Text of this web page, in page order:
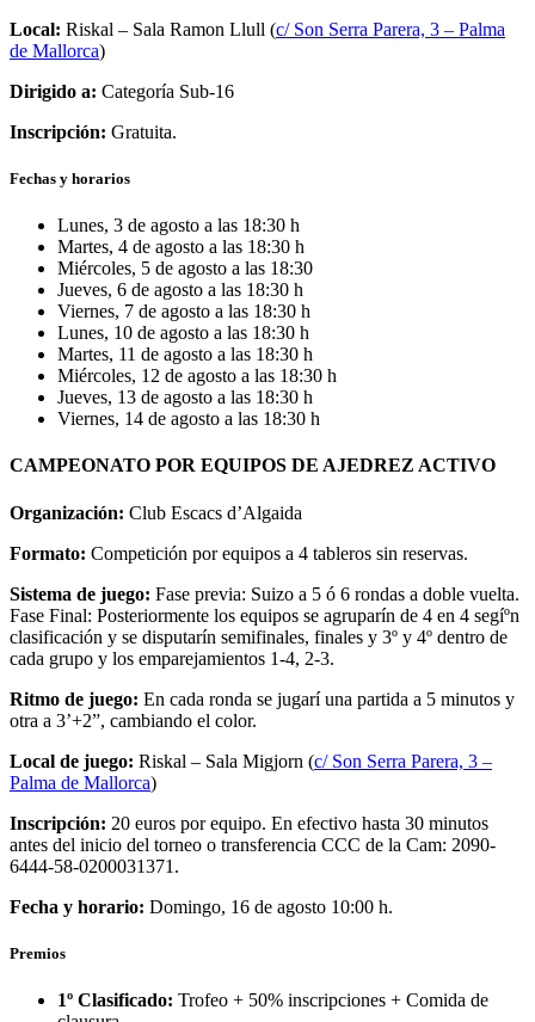
Local: Riskal – Sala Ramon Llull (c/ Son Serra Parera, 3 – Palma
de Mallorca)
Dirigido a: Categorí­a Sub-16
Inscripción: Gratuita.
Fechas y horarios
Lunes, 3 de agosto a las 18:30 h
Martes, 4 de agosto a las 18:30 h
Miércoles, 5 de agosto a las 18:30
Jueves, 6 de agosto a las 18:30 h
Viernes, 7 de agosto a las 18:30 h
Lunes, 10 de agosto a las 18:30 h
Martes, 11 de agosto a las 18:30 h
Miércoles, 12 de agosto a las 18:30 h
Jueves, 13 de agosto a las 18:30 h
Viernes, 14 de agosto a las 18:30 h
CAMPEONATO POR EQUIPOS DE AJEDREZ ACTIVO
Organización: Club Escacs d’Algaida
Formato: Competición por equipos a 4 tableros sin reservas.
Sistema de juego: Fase previa: Suizo a 5 ó 6 rondas a doble vuelta.
Fase Final: Posteriormente los equipos se agruparín de 4 en 4 segíºn
clasificación y se disputarín semifinales, finales y 3º y 4º dentro de
cada grupo y los emparejamientos 1-4, 2-3.
Ritmo de juego: En cada ronda se jugarí una partida a 5 minutos y
otra a 3’+2”, cambiando el color.
Local de juego: Riskal – Sala Migjorn (c/ Son Serra Parera, 3 –
Palma de Mallorca)
Inscripción: 20 euros por equipo. En efectivo hasta 30 minutos
antes del inicio del torneo o transferencia CCC de la Cam: 2090-
6444-58-0200031371.
Fecha y horario: Domingo, 16 de agosto 10:00 h.
Premios
1º Clasificado: Trofeo + 50% inscripciones + Comida de